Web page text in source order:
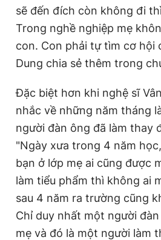
sẽ đến đích còn không đi
Trong nghề nghiệp mẹ
con. Con phải tự tìm cơ hội
Dung chia sẻ thêm trong
Đặc biệt hơn khi nghệ sĩ
nhắc về những năm tháng
người đàn ông đã làm thay
"Ngày xưa trong 4 năm
bạn ở lớp mẹ ai cũng được
làm tiểu phẩm thì không ai
sau 4 năm ra trường cũng
Chỉ duy nhất một người
mẹ và đó là một người làm